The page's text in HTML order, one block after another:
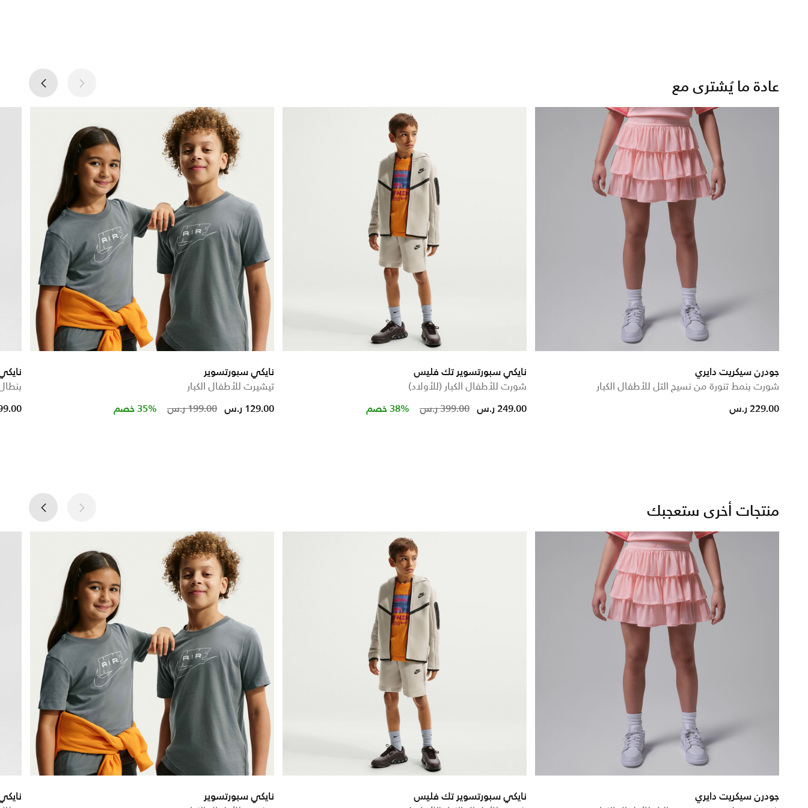
عادة ما يُشترى مع
جودرن سيكريت دايري
شورت بنمط تنورة من نسيج التل للأطفال الكبار
229.00 ر.س
نايكي سبورتسوير تك فليس
شورت للأطفال الكبار (للأولاد)
Price reduced from399.00 ر.س to249.00 ر.س 38% خصم
نايكي سبورتسوير
تيشيرت للأطفال الكبار
Price reduced from199.00 ر.س to129.00 ر.س 35% خصم
from
منتجات أخرى ستعجبك
جودرن سيكريت دايري
نايكي سبورتسوير تك فليس
نايكي سبورتسوير